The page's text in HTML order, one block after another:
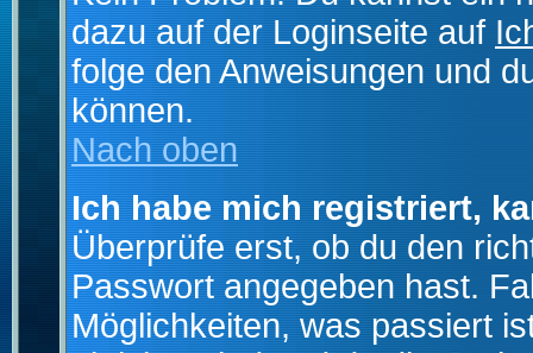
dazu auf der Loginseite auf
folge den Anweisungen und
können.
Nach oben
Ich habe mich registriert,
Überprüfe erst, ob du den
Passwort angegeben hast.
Möglichkeiten, was passiert